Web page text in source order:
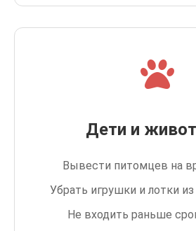
Дети и
Вывести питомцев на
Убрать игрушки и лотки
Не входить раньше